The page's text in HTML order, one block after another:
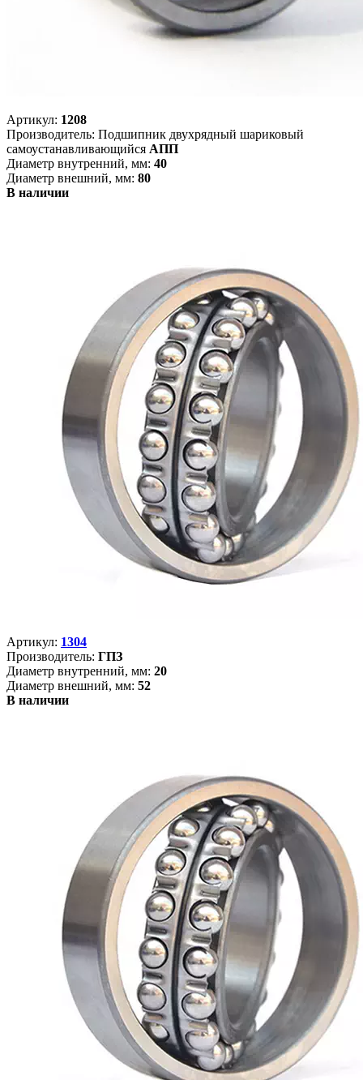
Артикул: 1208
Производитель: Подшипник двухрядный шариковый
самоустанавливающийся АПП
Диаметр внутренний, мм: 40
Диаметр внешний, мм: 80
В наличии
Артикул: 1304
Производитель: ГПЗ
Диаметр внутренний, мм: 20
Диаметр внешний, мм: 52
В наличии